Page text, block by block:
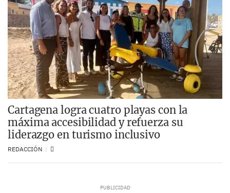
Cartagena logra cuatro playas con la
máxima accesibilidad y refuerza su
liderazgo en turismo inclusivo
REDACCIÓN